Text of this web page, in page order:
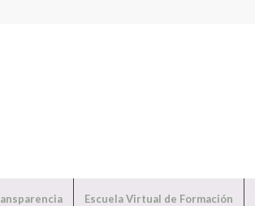
Escuela Virtual de Formación